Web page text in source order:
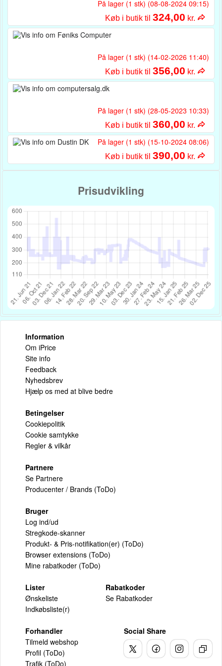
På lager (1 stk) (08-08-2024 09:15)
Køb i butik til 324,00 kr.
På lager (1 stk) (14-02-2026 11:40)
Køb i butik til 356,00 kr.
På lager (1 stk) (28-05-2023 10:33)
Køb i butik til 360,00 kr.
På lager (1 stk) (15-10-2024 08:06)
Køb i butik til 390,00 kr.
Prisudvikling
Information
Om iPrice
Site info
Feedback
Nyhedsbrev
Hjælp os med at blive bedre
Betingelser
Cookiepolitik
Cookie samtykke
Regler & vilkår
Partnere
Se Partnere
Producenter / Brands (ToDo)
Bruger
Log ind/ud
Stregkode-skanner
Produkt- & Pris-notifikation(er) (ToDo)
Browser extensions (ToDo)
Mine rabatkoder (ToDo)
Lister
Ønskeliste
Indkøbsliste(r)
Rabatkoder
Se Rabatkoder
Forhandler
Tilmeld webshop
Profil (ToDo)
Trafik (ToDo)
Social Share